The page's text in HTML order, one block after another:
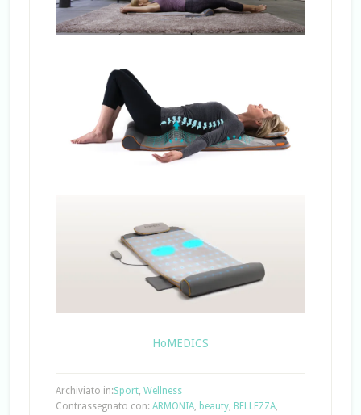
HoMEDICS
Archiviato in:Sport, Wellness
Contrassegnato con: ARMONIA, beauty, BELLEZZA,